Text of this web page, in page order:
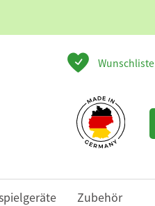
Wunschliste
Zubehör